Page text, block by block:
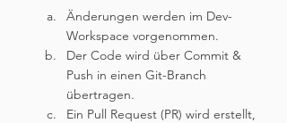
Änderungen werden im Dev-
Workspace vorgenommen.
Der Code wird über Commit &
Push in einen Git-Branch
übertragen.
Ein Pull Request (PR) wird erstellt,